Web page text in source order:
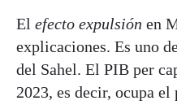
El efecto expulsión en
explicaciones. Es uno
del Sahel. El PIB per
2023, es decir, ocupa